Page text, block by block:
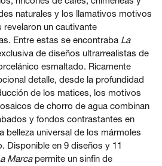
naturales y los llamativos motivos
un cautivante
Entre estas se encontraba La
de diseños ultrarrealistas de
esmaltado. Ricamente
detalle, desde la profundidad
de los matices, los motivos
de chorro de agua combinan
y fondos contrastantes en
belleza universal de los mármoles
Disponible en 9 diseños y 11
Marca permite un sinfín de